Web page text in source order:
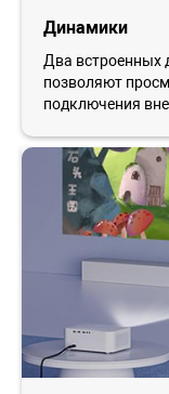
Динамики
Два встроенных
позволяют
подключения